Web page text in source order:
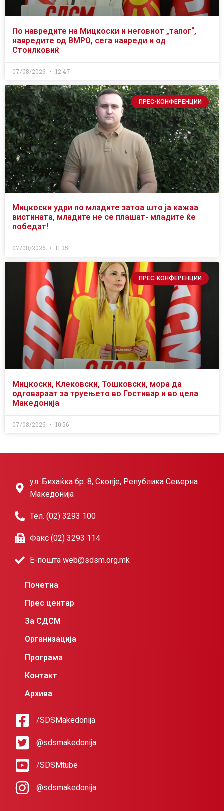
По навредите на Мицкоски и неговиот „талог“,
навредите од ВМРО, сега навреди и од
Стоилковиќ
07/08/2026 12:47
ПРЕС-КОНФЕРЕНЦИИ
Мицкоски удри по младите затоа што ја кажаа
вистината, младите не се плашат- младите ќе
победат!
07/08/2026 11:35
ПРЕС-КОНФЕРЕНЦИИ
Мицкоски, Клековски, Тошковски, мора да
одговараат за труењето во Гостивар и во цела
Македонија
07/08/2026 10:56
ул. Бихаќка бр. 8, Скопје, Република Северна
Македонија
Тел. (02) 3293 100
Факс (02) 3293 114
Е-пошта web@sdsm.org.mk
Почетна
Прес центар
За СДСМ
Организација
Програма
Контакт
Архива
/SDSMakedonija
@sdsmakedonija
/SDSMtube
@sdsmakedonija